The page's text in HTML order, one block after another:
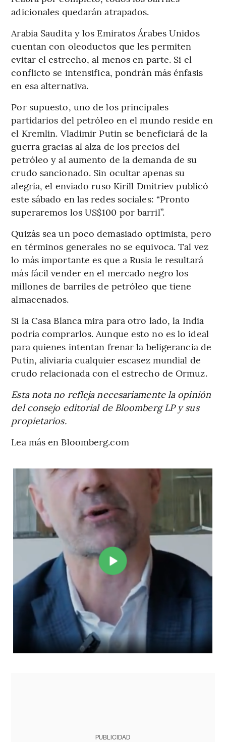
adicionales quedarán atrapados.
Arabia Saudita y los Emiratos Árabes Unidos
cuentan con oleoductos que les permiten
evitar el estrecho, al menos en parte. Si el
conflicto se intensifica, pondrán más énfasis
en esa alternativa.
Por supuesto, uno de los principales
partidarios del petróleo en el mundo reside en
el Kremlin. Vladimir Putin se beneficiará de la
guerra gracias al alza de los precios del
petróleo y al aumento de la demanda de su
crudo sancionado. Sin ocultar apenas su
alegría, el enviado ruso Kirill Dmitriev publicó
este sábado en las redes sociales: “Pronto
superaremos los US$100 por barril”.
Quizás sea un poco demasiado optimista, pero
en términos generales no se equivoca. Tal vez
lo más importante es que a Rusia le resultará
más fácil vender en el mercado negro los
millones de barriles de petróleo que tiene
almacenados.
Si la Casa Blanca mira para otro lado, la India
podría comprarlos. Aunque esto no es lo ideal
para quienes intentan frenar la beligerancia de
Putin, aliviaría cualquier escasez mundial de
crudo relacionada con el estrecho de Ormuz.
Esta nota no refleja necesariamente la opinión
del consejo editorial de Bloomberg LP y sus
propietarios.
Lea más en Bloomberg.com
PUBLICIDAD